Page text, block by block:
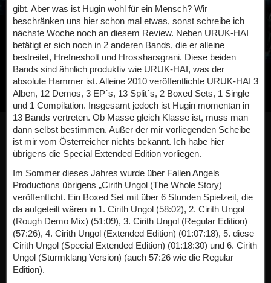
gibt. Aber was ist Hugin wohl für ein Mensch? Wir
beschränken uns hier schon mal etwas, sonst schreibe ich
nächste Woche noch an diesem Review. Neben URUK-HAI
betätigt er sich noch in 2 anderen Bands, die er alleine
bestreitet, Hrefnesholt und Hrossharsgrani. Diese beiden
Bands sind ähnlich produktiv wie URUK-HAI, was der
absolute Hammer ist. Alleine 2010 veröffentlichte URUK-HAI 3
Alben, 12 Demos, 3 EP´s, 13 Split´s, 2 Boxed Sets, 1 Single
und 1 Compilation. Insgesamt jedoch ist Hugin momentan in
13 Bands vertreten. Ob Masse gleich Klasse ist, muss man
dann selbst bestimmen. Außer der mir vorliegenden Scheibe
ist mir vom Österreicher nichts bekannt. Ich habe hier
übrigens die Special Extended Edition vorliegen.
Im Sommer dieses Jahres wurde über Fallen Angels
Productions übrigens „Cirith Ungol (The Whole Story)
veröffentlicht. Ein Boxed Set mit über 6 Stunden Spielzeit, die
da aufgeteilt wären in 1. Cirith Ungol (58:02), 2. Cirith Ungol
(Rough Demo Mix) (51:09), 3. Cirith Ungol (Regular Edition)
(57:26), 4. Cirith Ungol (Extended Edition) (01:07:18), 5. diese
Cirith Ungol (Special Extended Edition) (01:18:30) und 6. Cirith
Ungol (Sturmklang Version) (auch 57:26 wie die Regular
Edition).